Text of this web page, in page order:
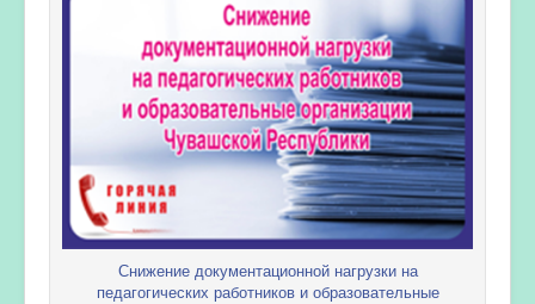
Снижение документационной нагрузки на
педагогических работников и образовательные